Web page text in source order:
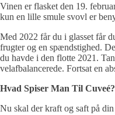
Vinen er flasket den 19.
kun en lille smule svovl er
Med 2022 får du i glasset får
frugter og en spændstighed.
du havde i den flotte 2021.
velafbalancerede. Fortsat en
Hvad Spiser Man Til Cuveé?
Nu skal der kraft og saft på